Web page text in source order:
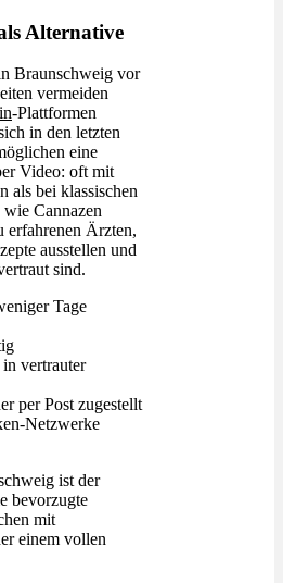
Alternative
Braunschweig vor
vermeiden
-Plattformen
in den letzten
eine
Video: oft mit
als bei klassischen
wie Cannazen
erfahrenen Ärzten,
ausstellen und
sind.
Tage
vertrauter
per Post zugestellt
Netzwerke
ist der
bevorzugte
mit
einem vollen